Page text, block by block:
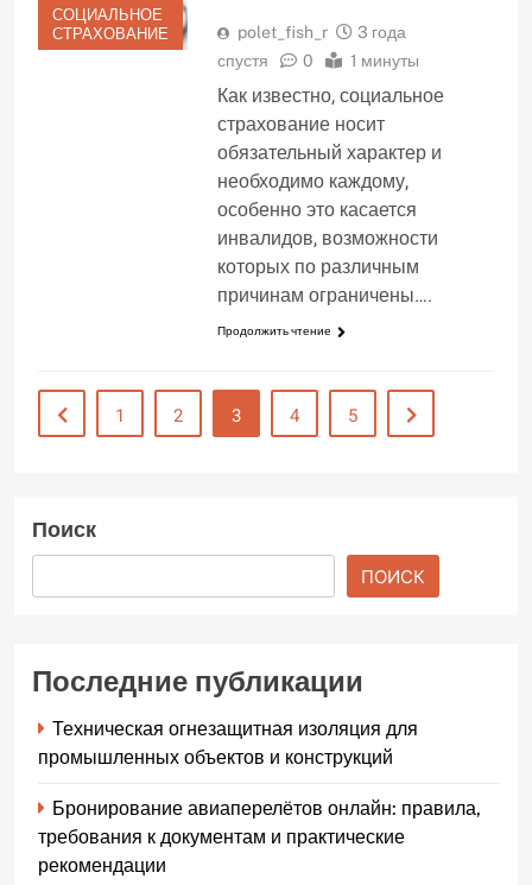
СОЦИАЛЬНОЕ
СТРАХОВАНИЕ
polet_fish_r
3 года
спустя
0 1 минуты
Как известно, социальное
страхование носит
обязательный характер и
необходимо каждому,
особенно это касается
инвалидов, возможности
которых по различным
причинам ограничены….
Продолжить чтение
1 2 3 4 5
Поиск
ПОИСК
Последние публикации
Техническая огнезащитная изоляция для
промышленных объектов и конструкций
Бронирование авиаперелётов онлайн: правила,
требования к документам и практические
рекомендации